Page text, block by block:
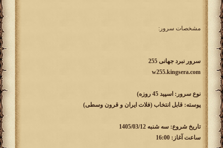
مشخصات سرور:
سرور نبرد جهانی 255
w255.kingsera.com
نوع سرور: اسپید 45 روزه)
پوسته: قابل انتخاب (فلات ایران و قرون وسطی)
تاریخ شروع: سه شنبه 1405/03/12
ساعت آغاز: 16:00